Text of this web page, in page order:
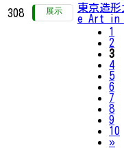
308
東京造
e Art in
1
2
3
4
5
6
7
8
9
10
»